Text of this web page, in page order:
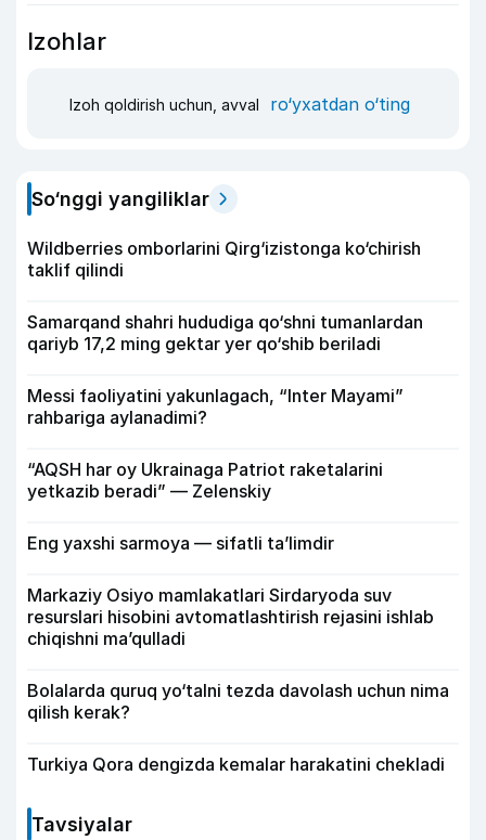
Izohlar
Izoh qoldirish uchun, avval ro‘yxatdan o‘ting
So‘nggi yangiliklar
Wildberries omborlarini Qirg‘izistonga ko‘chirish
taklif qilindi
Samarqand shahri hududiga qo‘shni tumanlardan
qariyb 17,2 ming gektar yer qo‘shib beriladi
Messi faoliyatini yakunlagach, “Inter Mayami”
rahbariga aylanadimi?
“AQSH har oy Ukrainaga Patriot raketalarini
yetkazib beradi” — Zelenskiy
Eng yaxshi sarmoya — sifatli ta’limdir
Markaziy Osiyo mamlakatlari Sirdaryoda suv
resurslari hisobini avtomatlashtirish rejasini ishlab
chiqishni ma’qulladi
Bolalarda quruq yo‘talni tezda davolash uchun nima
qilish kerak?
Turkiya Qora dengizda kemalar harakatini chekladi
Tavsiyalar